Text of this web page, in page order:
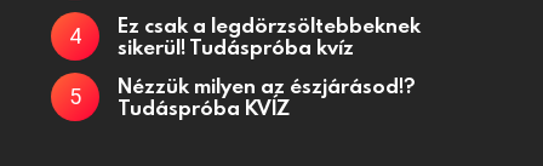
Ez csak a legdörzsöltebbeknek
sikerül! Tudáspróba kvíz
Nézzük milyen az észjárásod!?
Tudáspróba KVÍZ